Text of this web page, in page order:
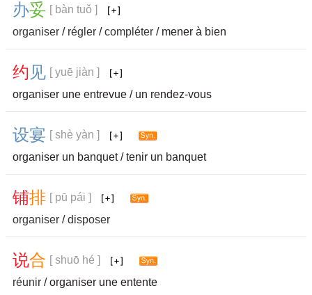
办妥 [ bàn tuǒ ]
organiser / régler /compléter / mener à bien
约 见 [ yuē jiàn ]
organiser une entrevue / un rendez-vous
设宴 [ shè yàn ]
organiser un banquet / tenir un banquet
铺排 [ pū pái ]
organiser /disposer
说合 [ shuō hé ]
réunir / organiser une entente